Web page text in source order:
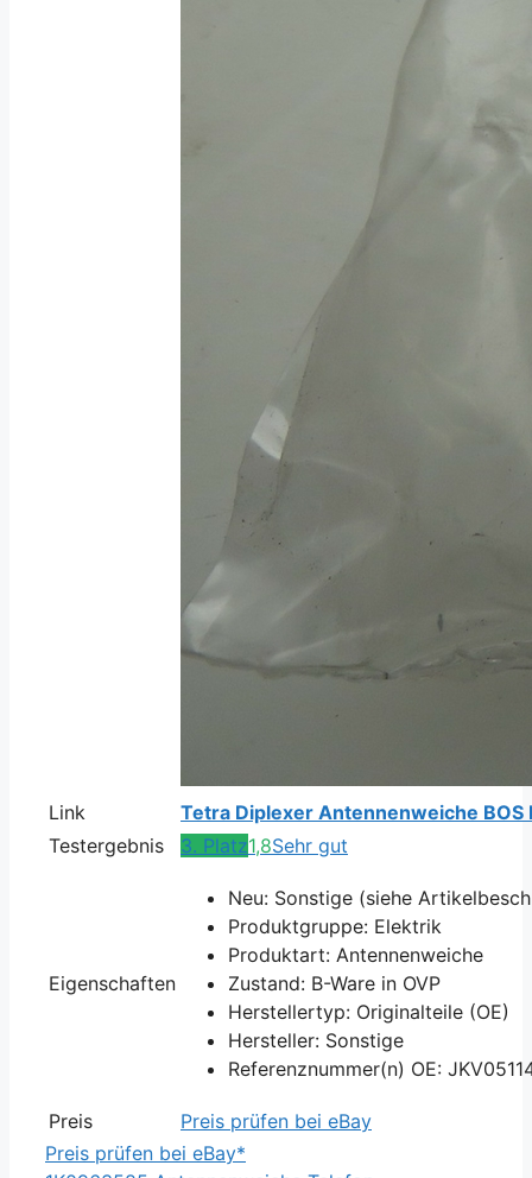
Link
Tetra Diplexer Antennenweiche
Testergebnis
3. Platz1,8Sehr gut
Eigenschaften
Neu: Sonstige (siehe
Produktgruppe: Elektrik
Produktart: Antennenweiche
Zustand: B-Ware in OVP
Herstellertyp: Originalteile (OE)
Hersteller: Sonstige
Referenznummer(n) OE:
Preis
Preis prüfen bei eBay
Preis prüfen bei eBay*